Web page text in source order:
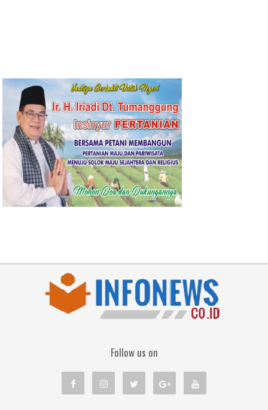
Follow us on